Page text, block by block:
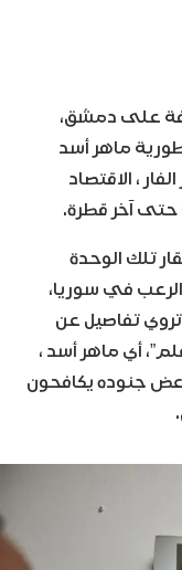
على دمشق،
ماهر أسد
، الاقتصاد
حتى آخر قطرة.
تلك الوحدة
في سوريا،
تفاصيل عن
أي ماهر أسد ،
جنوده يكافحون